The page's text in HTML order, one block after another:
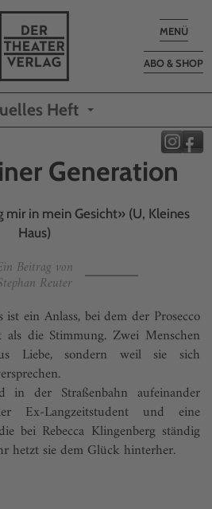
Toggle
MENÜ
ABO & SHOP
Heft
Generation
mir in mein Gesicht» (U, Kleines
Haus)
Beitrag von
Reuter
ist ein Anlass, bei dem der Prosecco
die Stimmung. Zwei Menschen
Liebe, sondern weil sie sich
in der Straßenbahn aufeinander
Ex-Langzeitstudent und eine
bei Rebecca Klingenberg ständig
hetzt sie dem Glück hinterher.